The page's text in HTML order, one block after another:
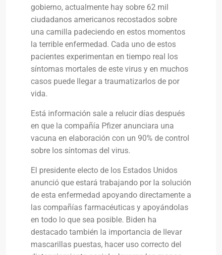
gobierno, actualmente hay sobre 62 mil
ciudadanos americanos recostados sobre
una camilla padeciendo en estos momentos
la terrible enfermedad. Cada uno de estos
pacientes experimentan en tiempo real los
síntomas mortales de este virus y en muchos
casos puede llegar a traumatizarlos de por
vida.
Está información sale a relucir días después
en que la compañía Pfizer anunciara una
vacuna en elaboración con un 90% de control
sobre los síntomas del virus.
El presidente electo de los Estados Unidos
anunció que estará trabajando por la solución
de esta enfermedad apoyando directamente a
las compañías farmacéuticas y apoyándolas
en todo lo que sea posible. Biden ha
destacado también la importancia de llevar
mascarillas puestas, hacer uso correcto del